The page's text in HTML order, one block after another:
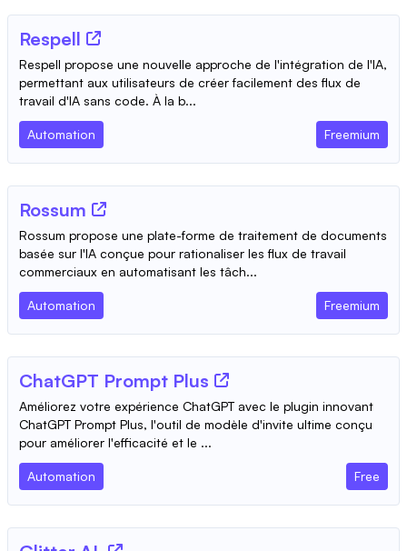
Respell
Respell propose une nouvelle approche de l'intégration de l'IA,
permettant aux utilisateurs de créer facilement des flux de
travail d'IA sans code. À la b...
Automation Freemium
Rossum
Rossum propose une plate-forme de traitement de documents
basée sur l'IA conçue pour rationaliser les flux de travail
commerciaux en automatisant les tâch...
Automation Freemium
ChatGPT Prompt Plus
Améliorez votre expérience ChatGPT avec le plugin innovant
ChatGPT Prompt Plus, l'outil de modèle d'invite ultime conçu
pour améliorer l'efficacité et le ...
Automation Free